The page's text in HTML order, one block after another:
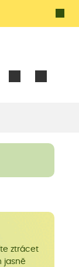
ztrácet
jasně